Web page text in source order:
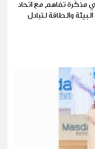
مذكّرة تفاهم مع اتحاد
والطاقة لتبادل